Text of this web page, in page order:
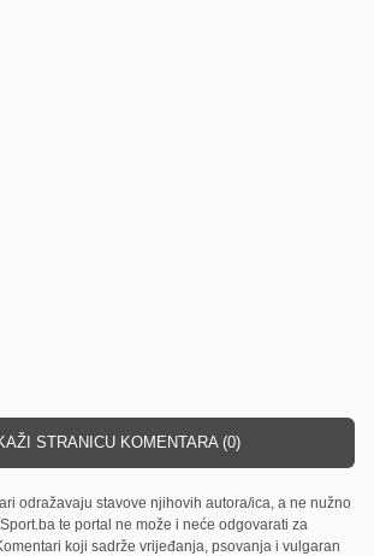
STRANICU KOMENTARA (0)
odražavaju stavove njihovih autora/ica, a ne nužno
te portal ne može i neće odgovarati za
koji sadrže vrijeđanja, psovanja i vulgaran